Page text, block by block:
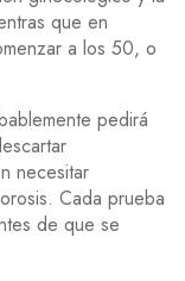
que en
a los 50, o
pedirá
necesitar
Cada prueba
de que se